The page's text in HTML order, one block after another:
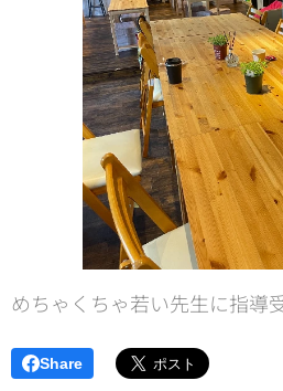
めちゃくちゃ若い先生に指導
Share